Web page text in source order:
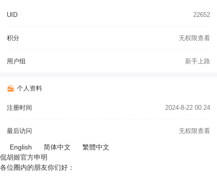
UID 22652
积分 无权限查看
用户组 新手上路
个人资料
注册时间 2024-8-22 00:24
最后访问 无权限查看
English 简体中文
繁體中文
侃胡姬官方申明
各位圈内的朋友你们好：